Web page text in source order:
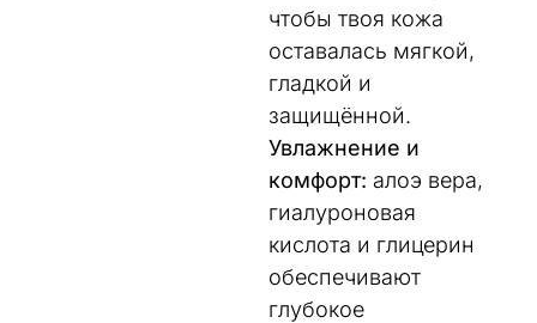
чтобы твоя кожа
оставалась мягкой,
гладкой и
защищённой.
Увлажнение и
комфорт: алоэ вера,
гиалуроновая
кислота и глицерин
обеспечивают
глубокое